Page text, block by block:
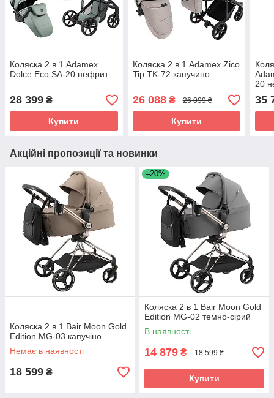
Коляска 2 в 1 Adamex
Dolce Eco SA-20 нефрит
28 399 ₴
Купити
Коляска 2 в 1 Adamex Zico
Tip TK-72 капучино
26 088₴ 26 099 ₴
Купити
20
35
Акційні пропозиції та новинки
Коляска 2 в 1 Bair Moon Gold
Edition MG-03 капучіно
Немає в наявності
18 599 ₴
–20%
Коляска 2 в 1 Bair Moon Gold
Edition MG-02 темно-сірий
В наявності
14 879 ₴ 18 599 ₴
Купити